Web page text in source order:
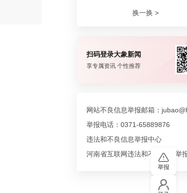
换一换 >
扫码登录大象新闻
享专属资讯 个性推荐
网站不良信息举报邮箱：
举报电话：0371-65889876
违法和不良信息举报中心
河南省互联网违法和不良信息举
举报